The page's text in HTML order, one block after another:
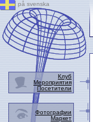
på svenska
Клуб
Мероприятия
Посетители
Фотографии
Маркет